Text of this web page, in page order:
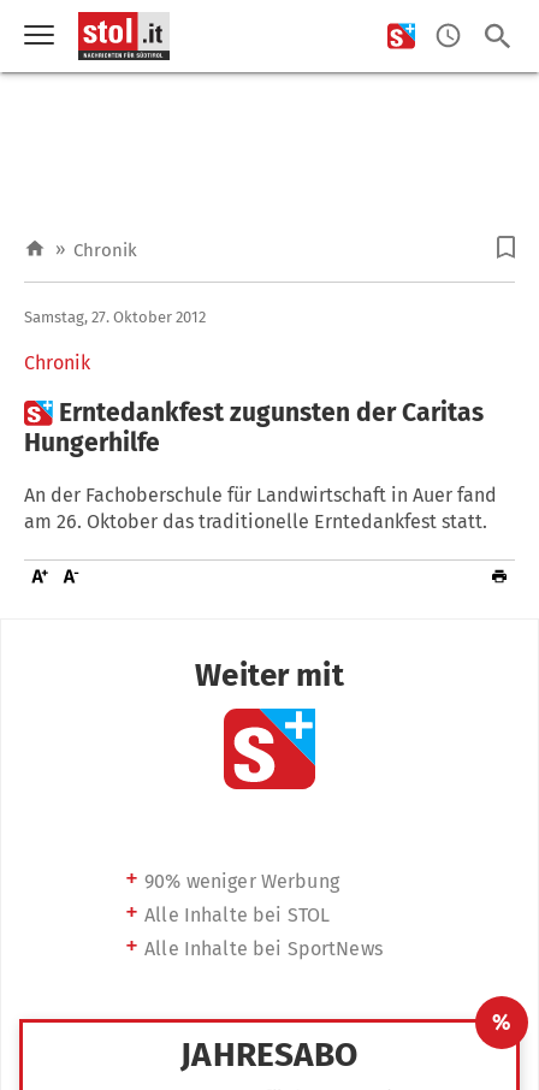
» Chronik
Chronik
Samstag, 27. Oktober 2012
 Erntedankfest zugunsten der Caritas
Hungerhilfe
An der Fachoberschule für Landwirtschaft in Auer fand
am 26. Oktober das traditionelle Erntedankfest statt.